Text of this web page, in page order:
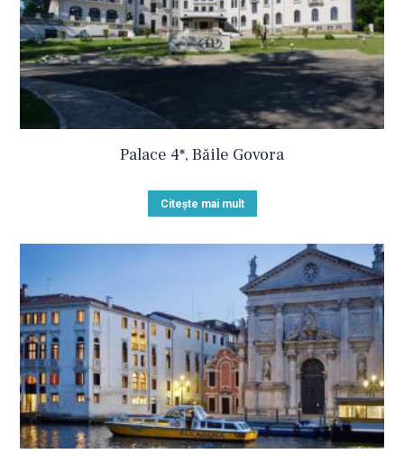
Palace 4*, Băile Govora
Citește mai mult